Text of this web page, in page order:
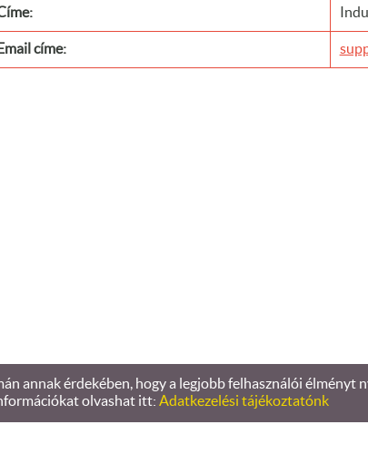
Email címe:
Oldal információklAdatkezelési tájékoztató l
annak érdekében, hogy a legjobb felhasználói élményt
olvashat itt: Adatkezelési tájékoztatónk